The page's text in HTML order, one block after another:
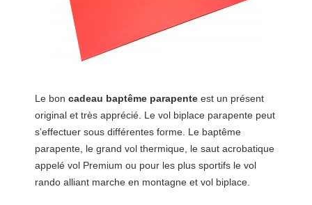
Le bon cadeau baptême parapente est un présent
original et très apprécié. Le vol biplace parapente peut
s’effectuer sous différentes forme. Le baptême
parapente, le grand vol thermique, le saut acrobatique
appelé vol Premium ou pour les plus sportifs le vol
rando alliant marche en montagne et vol biplace.